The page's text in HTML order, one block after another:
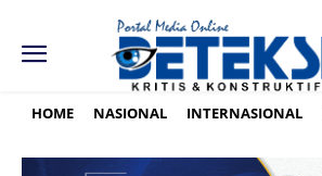
HOME NASIONAL INTERNASIONAL